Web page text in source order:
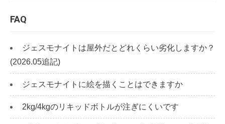
FAQ
ジェスモナイトは屋外だとどれくらい劣化しますか？
(2026.05追記)
ジェスモナイトに絵を描くことはできますか
2kg/4kgのリキッドボトルが注ぎにくいです